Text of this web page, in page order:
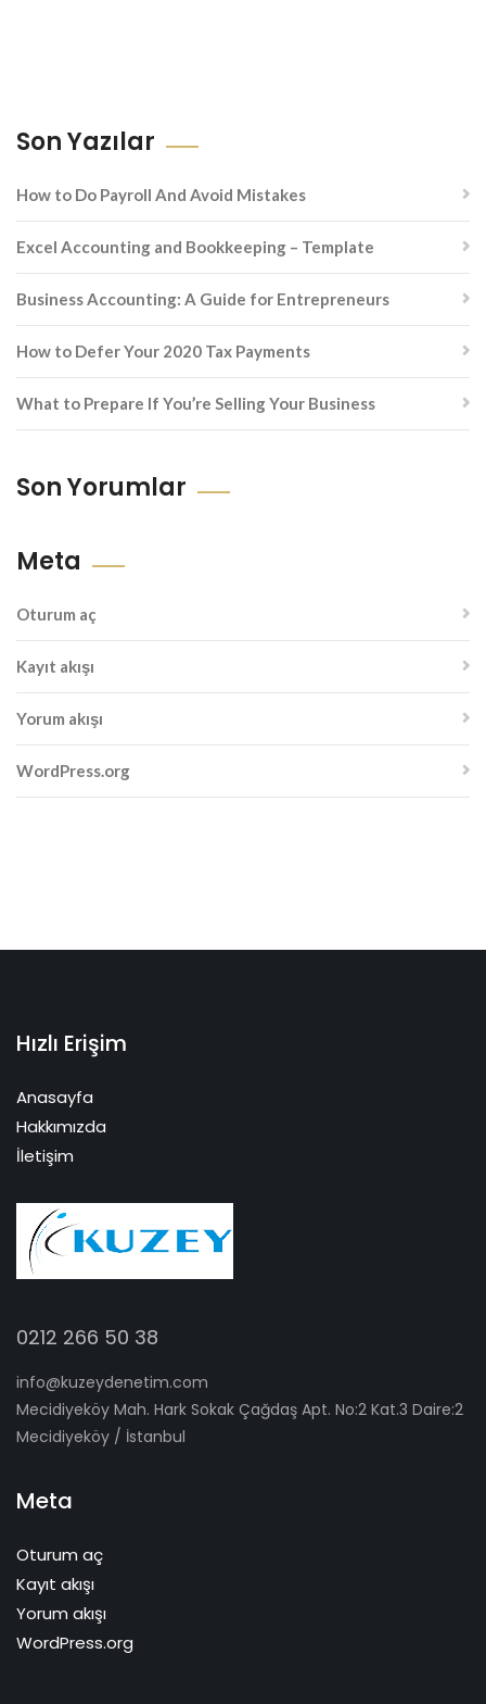
Son Yazılar
How to Do Payroll And Avoid Mistakes
Excel Accounting and Bookkeeping – Template
Business Accounting: A Guide for Entrepreneurs
How to Defer Your 2020 Tax Payments
What to Prepare If You’re Selling Your Business
Son Yorumlar
Meta
Oturum aç
Kayıt akışı
Yorum akışı
WordPress.org
Hızlı Erişim
Anasayfa
Hakkımızda
İletişim
0212 266 50 38
info@kuzeydenetim.com
Mecidiyeköy Mah. Hark Sokak Çağdaş Apt. No:2 Kat.3 Daire:2
Mecidiyeköy / İstanbul
Meta
Oturum aç
Kayıt akışı
Yorum akışı
WordPress.org